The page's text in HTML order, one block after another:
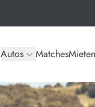
Autos MatchesMieten